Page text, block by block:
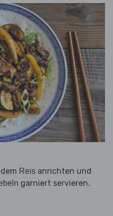
Reis anrichten und
garniert servieren.